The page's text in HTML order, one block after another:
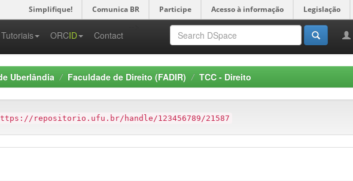
Simplifique! Comunica BR Participe Acesso à informação Legislação
Tutoriais ORCID Contact
Uberlândia Faculdade de Direito (FADIR) TCC - Direito
repositorio.ufu.br/handle/123456789/21587